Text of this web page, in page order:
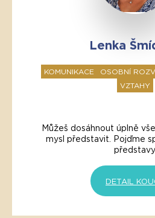
Lenka
KOMUNIKACE OSOBNÍ
VZTAHY
Můžeš dosáhnout úplně
mysl představit. Pojďme
představy.
DETAIL